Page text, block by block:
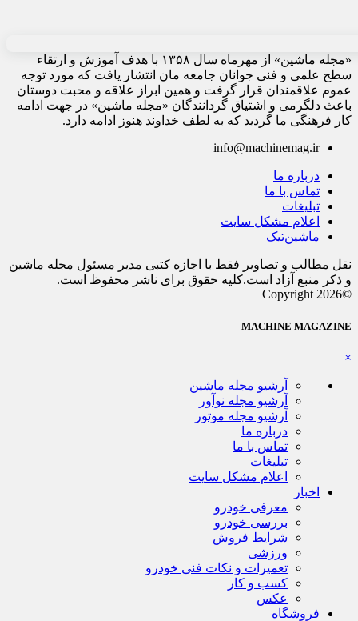
«مجله ماشین» از مهرماه سال ۱۳۵۸ با هدف آموزش و ارتقاء
سطح علمی و فنی جوانان جامعه مان انتشار یافت که مورد توجه
عموم علاقمندان قرار گرفت و همین ابراز علاقه و محبت دوستان
باعث دلگرمی و اشتیاق گردانندگان «مجله ماشین» در جهت ادامه
کار فرهنگی ما گردید که به لطف خداوند هنوز ادامه دارد.
info@machinemag.ir
درباره ما
تماس با ما
تبلیغات
اعلام مشکل سایت
ماشین‌تیک
نقل مطالب و تصاویر فقط با اجازه کتبی مدیر مسئول مجله ماشین
و ذکر منبع آزاد است.کلیه حقوق برای ناشر محفوظ است.
©Copyright 2026
MACHINE MAGAZINE
×
آرشیو مجله ماشین
آرشیو مجله نوآور
آرشیو مجله موتور
درباره ما
تماس با ما
تبلیغات
اعلام مشکل سایت
اخبار
معرفی خودرو
بررسی خودرو
شرایط فروش
ورزشی
تعمیرات و نکات فنی خودرو
کسب و کار
عکس
فروشگاه